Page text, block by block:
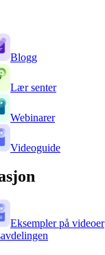
Blogg
Lær senter
Webinarer
Videoguide
Eksempler på videoer